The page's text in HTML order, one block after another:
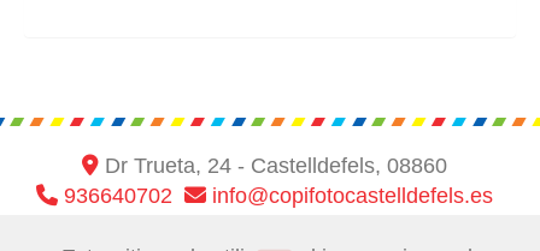
Dr Trueta, 24 - Castelldefels, 08860
936640702
info copifotocastelldefels.es